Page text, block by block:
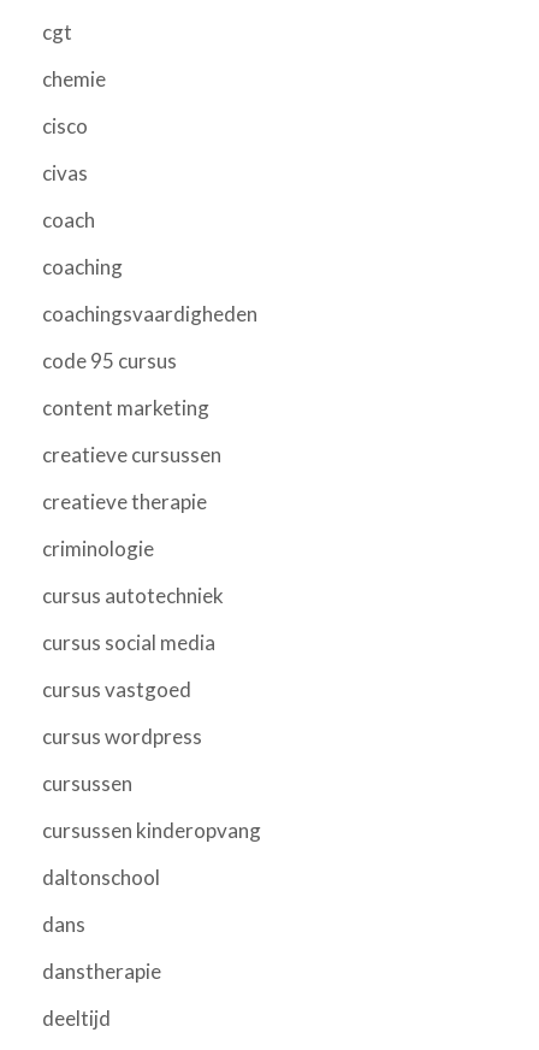
cgt
chemie
cisco
civas
coach
coaching
coachingsvaardigheden
code 95 cursus
content marketing
creatieve cursussen
creatieve therapie
criminologie
cursus autotechniek
cursus social media
cursus vastgoed
cursus wordpress
cursussen
cursussen kinderopvang
daltonschool
dans
danstherapie
deeltijd